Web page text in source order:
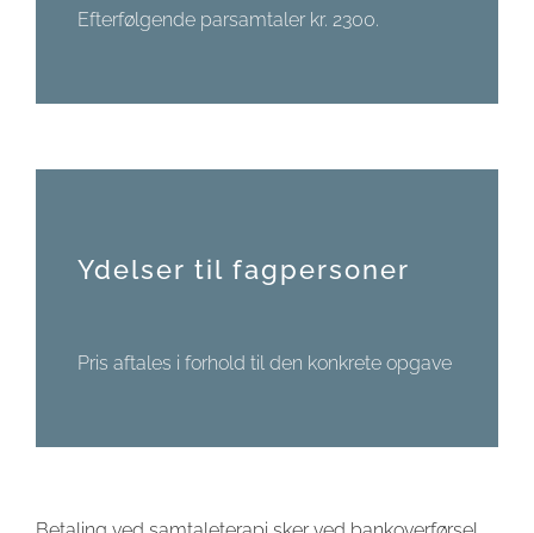
Efterfølgende parsamtaler kr. 2300.
Ydelser til fagpersoner
Pris aftales i forhold til den konkrete opgave